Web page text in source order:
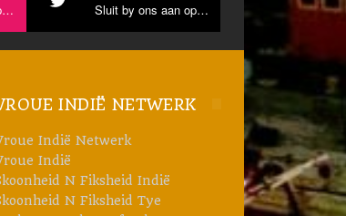
Sluit by ons aan op Twitter
INDIË NETWERK
Indië Netwerk
Indië
N Fiksheid Indië
N Fiksheid Tye